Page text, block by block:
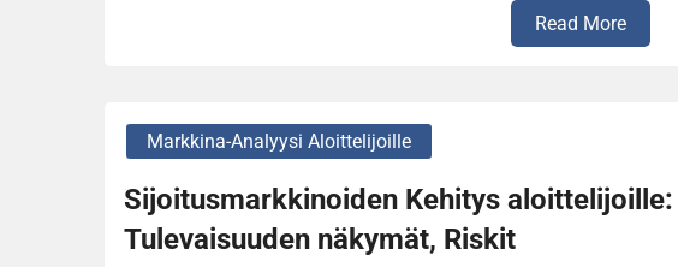
Read More
Markkina-Analyysi Aloittelijoille
Sijoitusmarkkinoiden Kehitys
Tulevaisuuden näkymät, Riskit